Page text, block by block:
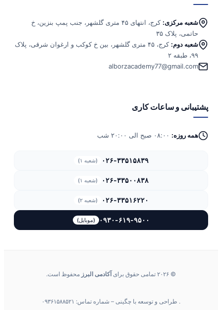
شعبه مرکزی:
کرج، انتهای ۴۵ متری گلشهر، جنب پمپ بنزین، خ
حاتمی، پلاک ۳۵
شعبه دوم:
کرج، ۴۵ متری گلشهر، بین خ کوکب و ارغوان شرقی، پلاک
۹۹، طبقه ۲
alborzacademy77@gmail.com
پشتیبانی و ساعات کاری
همه روزه:
۰۲۶-۳۳۵۱۵۸۳۹ (شعبه ۱)
۰۲۶-۳۳۵۰۰۸۳۸ (شعبه ۱)
۰۲۶-۳۳۵۱۶۲۲۰ (شعبه ۲)
۰۹۳۰-۶۱۹-۹۵۰۰ (موبایل)
© ۲۰۲۶ تمامی حقوق برای آکادمی البرز محفوظ است.
. طراحی و توسعه با چگینی – شماره تماس: ۰۹۳۶۱۵۸۸۵۲۱